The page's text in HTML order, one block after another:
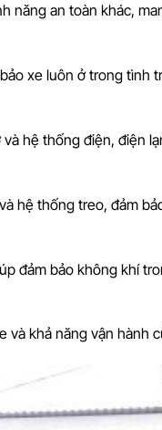
năng an toàn khác,
xe luôn ở trong tình
hệ thống điện, điện
hệ thống treo, đảm
đảm bảo không khí
và khả năng vận hành